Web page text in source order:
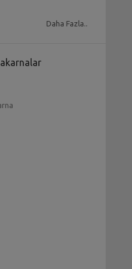
taze malzemelerle
eklemelidir.
getirebilirsiniz.
Daha Fazla..